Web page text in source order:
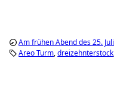
Am frühen Abend des 25.
Areo Turm dreizehnterstock